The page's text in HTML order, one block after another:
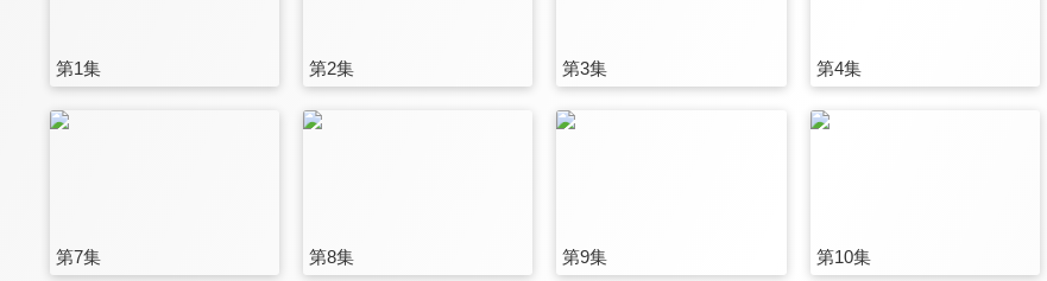
第1集 第2集 第3集 第4集
第7集 第8集 第9集 第10集